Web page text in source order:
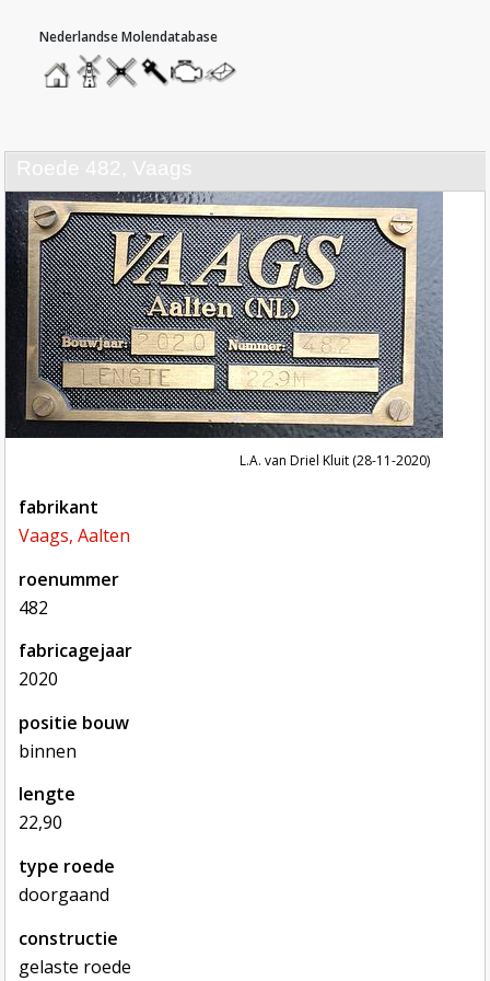
homemolendatabase
roedendatabase
assendatabase
motorendatabase
stuur
een
roede 482, Vaags
L.A. van Driel Kluit (28-11-2020)
fabrikant
Vaags, Aalten
roenummer
482
fabricagejaar
2020
positie bouw
binnen
lengte
22,90
type roede
doorgaand
constructie
gelaste roede